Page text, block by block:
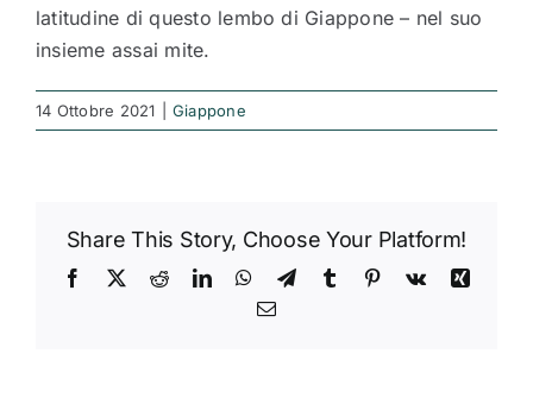
latitudine di questo lembo di Giappone – nel suo
insieme assai mite.
14 Ottobre 2021 Giappone
Share This Story, Choose Your Platform!
Facebook
X RedditLinkedInWhatsApp
TelegramTumblr Pinterest
Vk
Xing
Email